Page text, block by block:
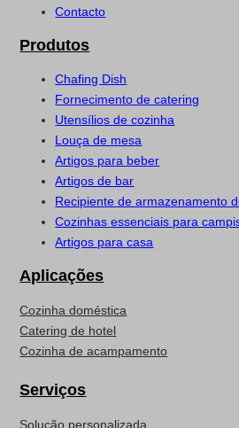
Contacto
Produtos
Chafing Dish
Fornecimento de catering
Utensílios de cozinha
Louça de mesa
Artigos para beber
Artigos de bar
Recipiente de armazenamento
Cozinhas essenciais para
Artigos para casa
Aplicações
Cozinha doméstica
Catering de hotel
Cozinha de acampamento
Serviços
Solução personalizada